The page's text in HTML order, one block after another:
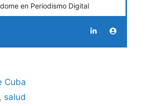
en Periodismo Digital
Cuba
, salud